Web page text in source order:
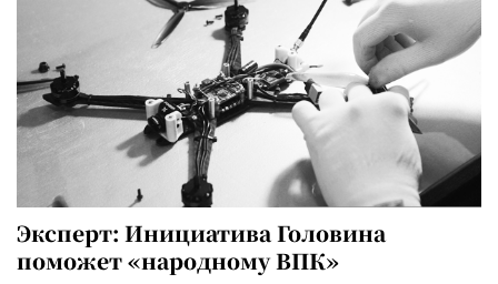
Эксперт: Инициатива Головина
поможет «народному ВПК»